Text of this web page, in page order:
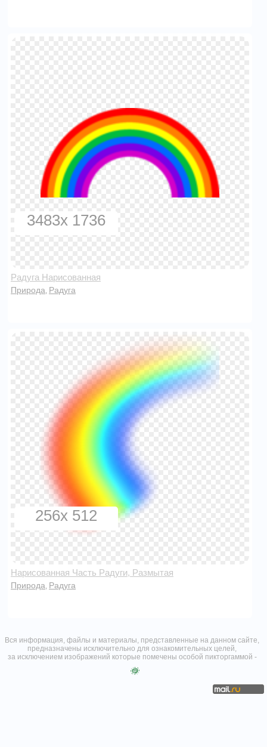
3483x 1736
Радуга Нарисованная
Природа Радуга
256x 512
Нарисованная Часть Радуги, Размытая
Природа Радуга
Вся информация, файлы и материалы, представленные на данном сайте,
предназначены исключительно для ознакомительных целей,
за исключением изображений которые помечены особой пикторгаммой -